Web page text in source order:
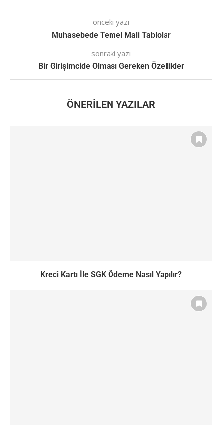
önceki yazı
Muhasebede Temel Mali Tablolar
sonraki yazı
Bir Girişimcide Olması Gereken Özellikler
ÖNERILEN YAZILAR
Kredi Kartı İle SGK Ödeme Nasıl Yapılır?